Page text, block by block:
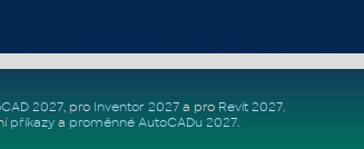
2027, pro Inventor 2027a pro Revit 2027.
příkazya proměnné AutoCADu 2027.